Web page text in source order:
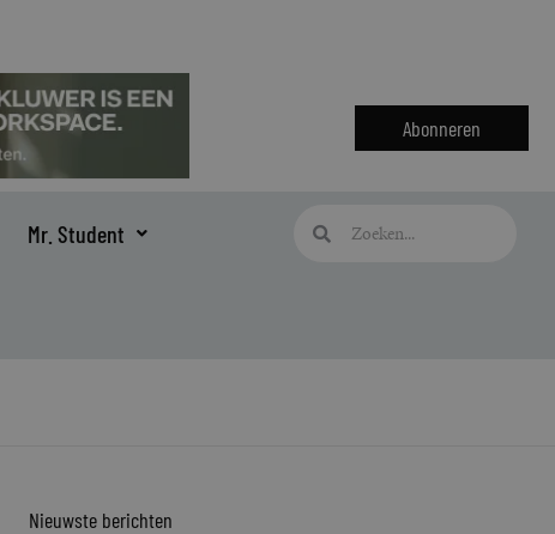
Abonneren
Mr. Student Zoeken
Nieuwste berichten